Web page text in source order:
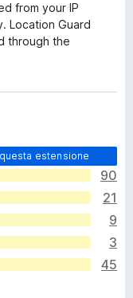
from your IP
Location Guard
through the
estensione
90
21
9
3
45